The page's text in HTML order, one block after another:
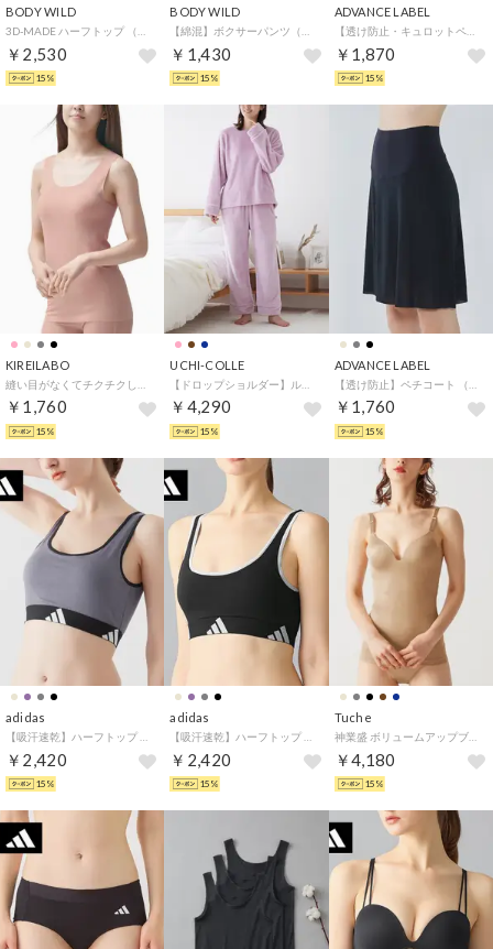
BODY WILD
3D-MADE ハーフトップ （ブラック）
￥2,530
15%
BODY WILD
【綿混】ボクサーパンツ（前あき） 【返品不可商品】 （レッド）
￥1,430
15%
ADVANCE LABEL
【透け防止・キュロットペチコート】フレアパンツ （クリアグレー）
￥1,870
15%
KIREILABO
￥1,760
15%
UCHI-COLLE
￥4,290
15%
ADVANCE LABEL
￥1,760
15%
adidas
￥2,420
15%
adidas
￥2,420
15%
Tuche
神業盛 ボリュームアップブラ カップ付きキャミソール （ロッシュベージュ）
￥4,180
15%